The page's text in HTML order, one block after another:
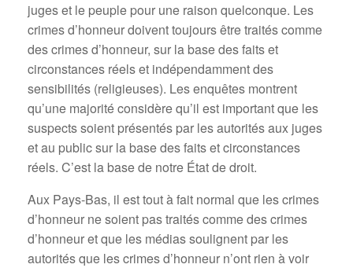
juges et le peuple pour une raison quelconque. Les
crimes d’honneur doivent toujours être traités comme
des crimes d’honneur, sur la base des faits et
circonstances réels et indépendamment des
sensibilités (religieuses). Les enquêtes montrent
qu’une majorité considère qu’il est important que les
suspects soient présentés par les autorités aux juges
et au public sur la base des faits et circonstances
réels. C’est la base de notre État de droit.
Aux Pays-Bas, il est tout à fait normal que les crimes
d’honneur ne soient pas traités comme des crimes
d’honneur et que les médias soulignent par les
autorités que les crimes d’honneur n’ont rien à voir